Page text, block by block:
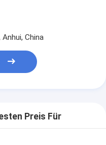
China
Preis Für